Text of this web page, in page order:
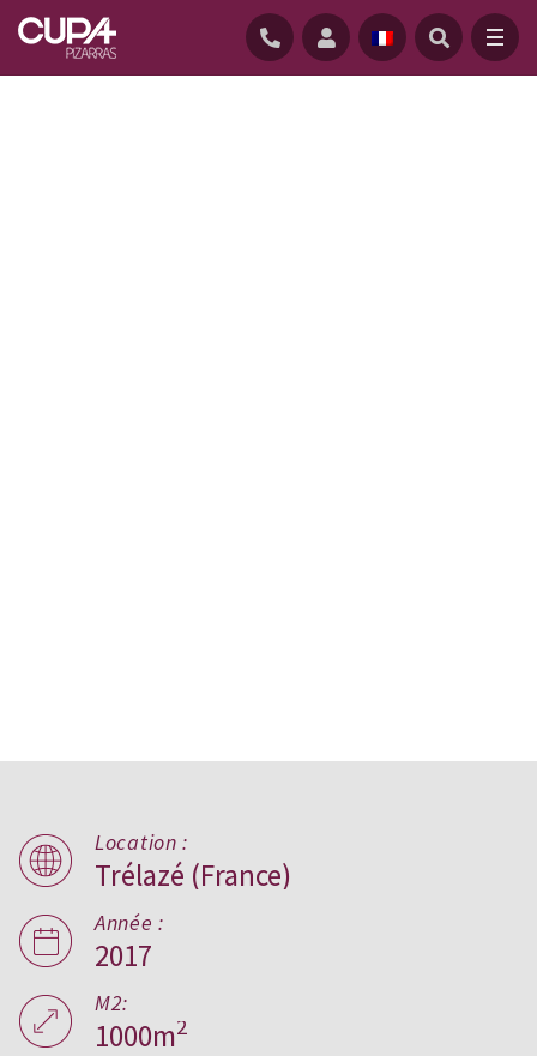
La Quantinière,
France
Location :
Trélazé (France)
Année :
2017
M2:
1000m2